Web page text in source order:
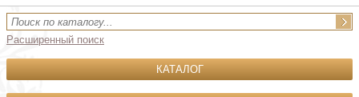
Расширенный поиск
КАТАЛОГ